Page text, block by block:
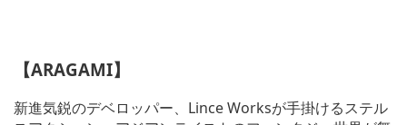
【ARAGAMI】
新進気鋭のデベロッパー、Lince Worksが手掛けるステル